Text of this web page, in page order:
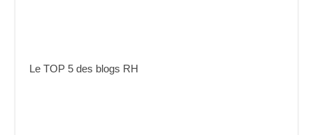
Le TOP 5 des blogs RH